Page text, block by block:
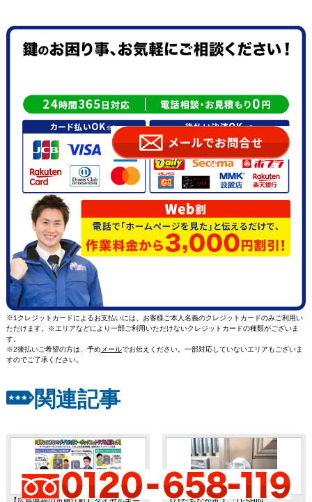
※1クレジットカードによるお支払いには、お客様ご本人名義のクレジットカードのみご利用い
ただけます。※エリアなどにより一部ご利用いただけないクレジットカードの種類がございま
す。
※2後払いご希望の方は、予めメールでお伝えください。一部対応していないエリアもございま
すのでご了承ください。
関連記事